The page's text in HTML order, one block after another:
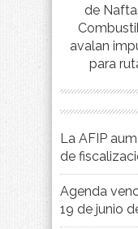
de
avalan
para
La AFIP
de
Agenda
19 de junio